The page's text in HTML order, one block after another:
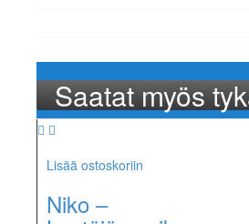
Saatat myös
Lisää ostoskoriin
Niko –